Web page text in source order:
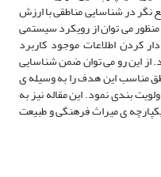
نگر در شناسایی مناطقی با ارزش
می توان از رویکرد سیستمی
کردن اطلاعات موجود کاربرد
از این رو می توان ضمن شناسایی
مناسب این هدف را به وسیله ی
بندی نمود. این مقاله نیز به
ی میراث فرهنگی و طبیعت